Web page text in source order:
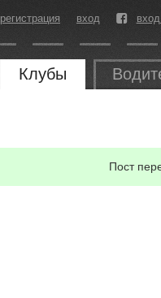
регистрация вход
Клубы
Пост